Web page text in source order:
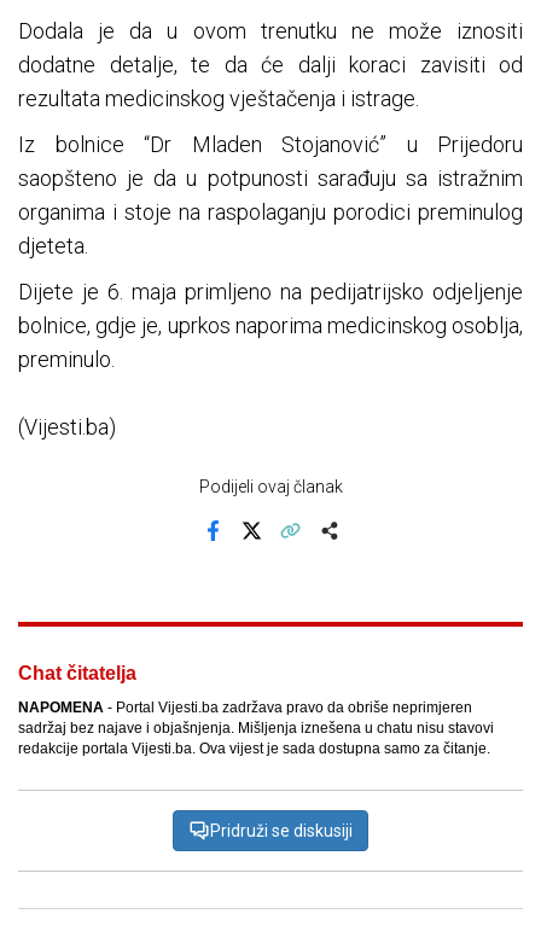
Dodala je da u ovom trenutku ne može iznositi
dodatne detalje, te da će dalji koraci zavisiti od
rezultata medicinskog vještačenja i istrage.
Iz bolnice “Dr Mladen Stojanović” u Prijedoru
saopšteno je da u potpunosti sarađuju sa istražnim
organima i stoje na raspolaganju porodici preminulog
djeteta.
Dijete je 6. maja primljeno na pedijatrijsko odjeljenje
bolnice, gdje je, uprkos naporima medicinskog osoblja,
preminulo.
(Vijesti.ba)
Podijeli ovaj članak
Chat čitatelja
NAPOMENA - Portal Vijesti.ba zadržava pravo da obriše neprimjeren
sadržaj bez najave i objašnjenja. Mišljenja iznešena u chatu nisu stavovi
redakcije portala Vijesti.ba. Ova vijest je sada dostupna samo za čitanje.
Pridruži se diskusiji